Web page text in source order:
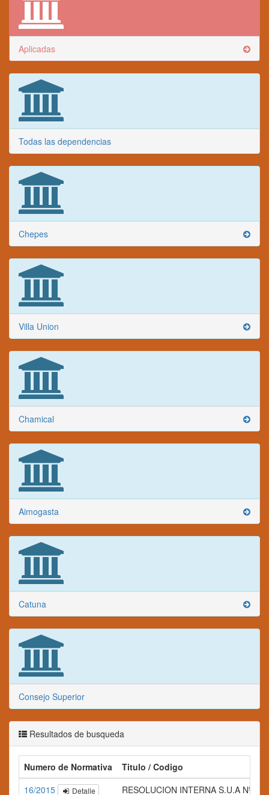
Aplicadas
Todas las dependencias
Chepes
Villa Union
Chamical
Aimogasta
Catuna
Consejo Superior
Resultados de busqueda
Numero de Normativa
Titulo / Codigo
16/2015
Detalle RESOLUCION INTERNA S.U.A Nº 016